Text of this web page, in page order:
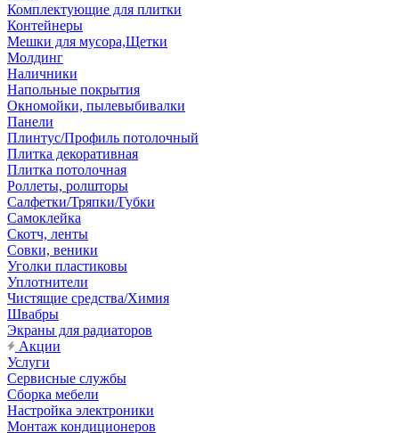
Комплектующие для плитки
Контейнеры
Мешки для мусора,Щетки
Молдинг
Наличники
Напольные покрытия
Окномойки, пылевыбивалки
Панели
Плинтус/Профиль потолочный
Плитка декоративная
Плитка потолочная
Роллеты, ролшторы
Салфетки/Тряпки/Губки
Самоклейка
Скотч, ленты
Совки, веники
Уголки пластиковы
Уплотнители
Чистящие средства/Химия
Швабры
Экраны для радиаторов
Акции
Услуги
Сервисные службы
Сборка мебели
Настройка электроники
Монтаж кондиционеров